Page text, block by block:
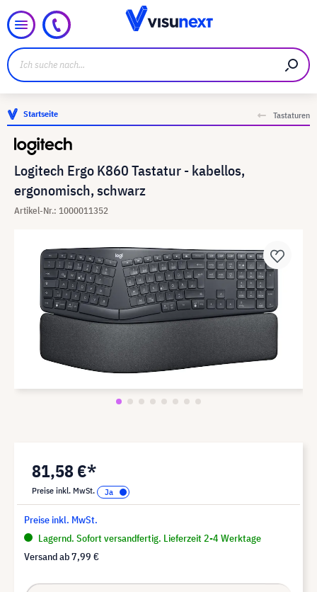
Startseite Tastaturen
Logitech Ergo K860 Tastatur - kabellos,
ergonomisch, schwarz
Artikel-Nr.: 1000011352
81,58 €*
Preise inkl. MwSt.
Preise inkl. MwSt.
Lagernd. Sofort versandfertig. Lieferzeit 2-4 Werktage
Versand ab7,99 €